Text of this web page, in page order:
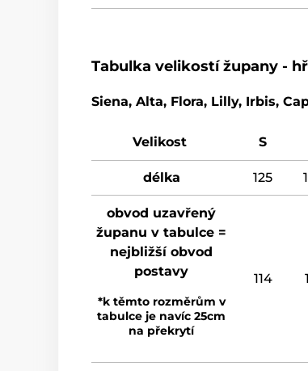
Tabulka velikostí župany -
Siena, Alta, Flora, Lilly, Irbis,
Velikost S
délka 125
obvod uzavřený
županu v tabulce =
nejbližší obvod
postavy
*k těmto rozměrům v
tabulce je navíc 25cm
na překrytí
114